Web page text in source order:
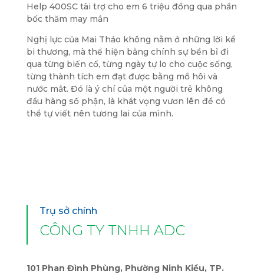
Help 400SC tài trợ cho em 6 triệu đồng qua phần
bốc thăm may mắn
Nghị lực của Mai Thảo không nằm ở những lời kể
bi thương, mà thể hiện bằng chính sự bền bỉ đi
qua từng biến cố, từng ngày tự lo cho cuộc sống,
từng thành tích em đạt được bằng mồ hôi và
nước mắt. Đó là ý chí của một người trẻ không
đầu hàng số phận, là khát vọng vươn lên để có
thể tự viết nên tương lai của mình.
Trụ sở chính
CÔNG TY TNHH ADC
101 Phan Đình Phùng, Phường Ninh Kiều, TP.